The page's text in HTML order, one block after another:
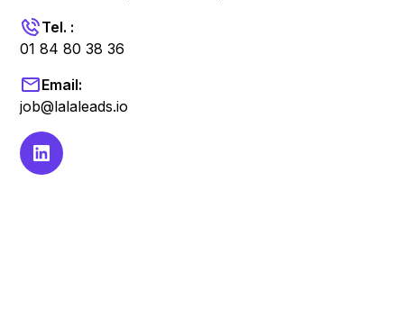
Tel. :
01 84 80 38 36
Email:
job@lalaleads.io